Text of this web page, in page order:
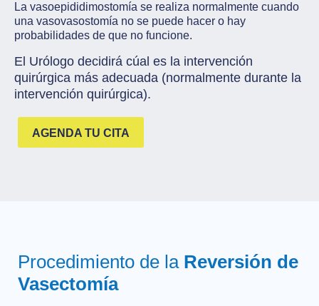
La vasoepididimostomía se realiza normalmente cuando
una vasovasostomía no se puede hacer o hay
probabilidades de que no funcione.
El Urólogo decidirá cúal es la intervención
quirúrgica más adecuada (normalmente durante la
intervención quirúrgica).
AGENDA TU CITA
Procedimiento de la Reversión de
Vasectomía